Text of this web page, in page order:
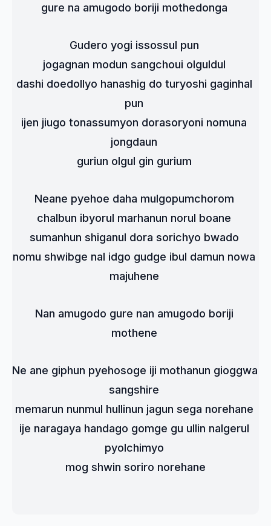
gure na amugodo boriji mothedonga
Gudero yogi issossul pun
jogagnan modun sangchoui olguldul
dashi doedollyo hanashig do turyoshi gaginhal
pun
ijen jiugo tonassumyon dorasoryoni nomuna
jongdaun
guriun olgul gin gurium
Neane pyehoe daha mulgopumchorom
chalbun ibyorul marhanun norul boane
sumanhun shiganul dora sorichyo bwado
nomu shwibge nal idgo gudge ibul damun nowa
majuhene
Nan amugodo gure nan amugodo boriji
mothene
Ne ane giphun pyehosoge iji mothanun gioggwa
sangshire
memarun nunmul hullinun jagun sega norehane
ije naragaya handago gomge gu ullin nalgerul
pyolchimyo
mog shwin soriro norehane